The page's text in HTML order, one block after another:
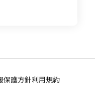
保護方針利用規約